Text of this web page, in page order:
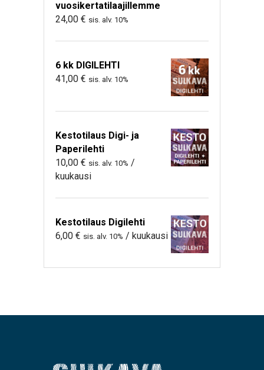
vuosikertatilaajillemme
24,00 € sis. alv. 10%
6 kk DIGILEHTI
41,00 € sis. alv. 10%
Kestotilaus Digi- ja
Paperilehti
10,00 € sis. alv. 10% /
kuukausi
Kestotilaus Digilehti
6,00 € sis. alv. 10% / kuukausi